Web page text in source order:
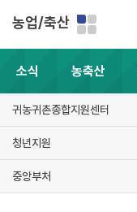
농업/축산
소식 농축산
귀농귀촌종합지원센터
청년지원
중앙부처